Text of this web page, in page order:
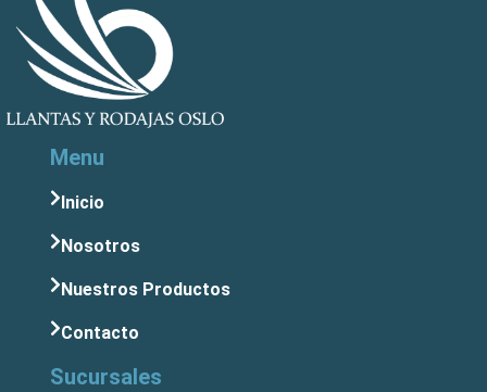
Menu
Inicio
Nosotros
Nuestros Productos
Contacto
Sucursales